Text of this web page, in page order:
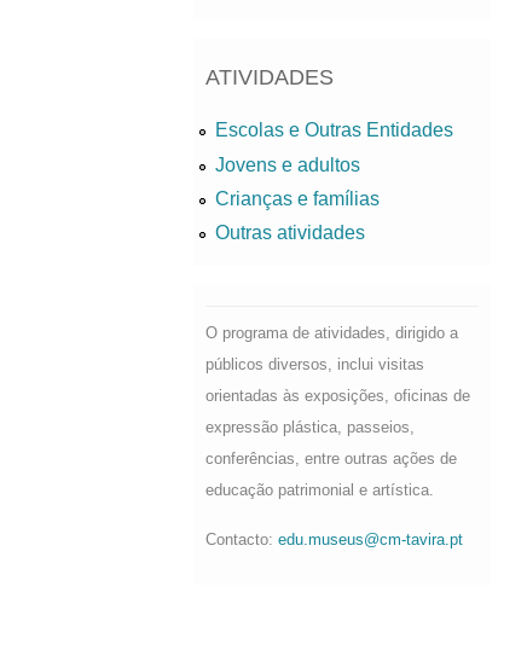
ATIVIDADES
Escolas e Outras Entidades
Jovens e adultos
Crianças e famílias
Outras atividades
O programa de atividades, dirigido a
públicos diversos, inclui visitas
orientadas às exposições, oficinas de
expressão plástica, passeios,
conferências, entre outras ações de
educação patrimonial e artística.
Contacto: edu.museus@cm-tavira.pt